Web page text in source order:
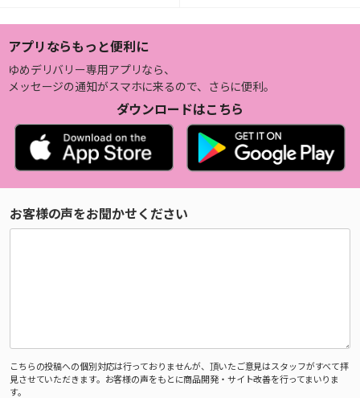
アプリならもっと便利に
ゆめデリバリー専用アプリなら、
メッセージの通知がスマホに来るので、さらに便利。
ダウンロードはこちら
お客様の声をお聞かせください
こちらの投稿への個別対応は行っておりませんが、頂いたご意見はスタッフがすべて拝
見させていただきます。お客様の声をもとに商品開発・サイト改善を行ってまいりま
す。